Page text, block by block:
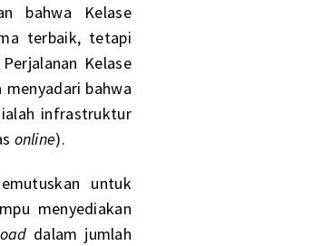
bahwa Kelase
terbaik, tetapi
Kelase
bahwa
infrastruktur
online).
untuk
menyediakan
dalam jumlah